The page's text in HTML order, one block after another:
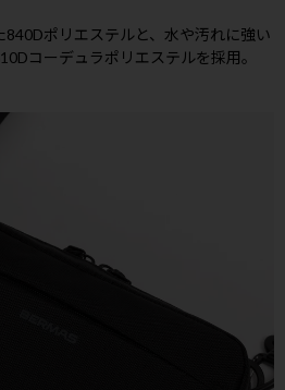
ポリエステルと、水や汚れに強い
コーデュラポリエステルを採用。